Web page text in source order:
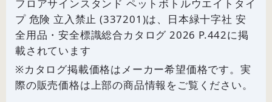
フロアサインスタンド ペットボトルウエイトタイ
プ 危険 立入禁止 (337201)は、日本緑十字社 安
全用品・安全標識総合カタログ 2026 P.442に掲
載されています
※カタログ掲載価格はメーカー希望価格です。実
際の販売価格は上部の商品情報をご覧ください。